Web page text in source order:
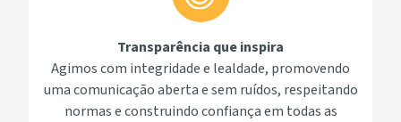
Transparência que inspira
Agimos com integridade e lealdade, promovendo
uma comunicação aberta e sem ruídos, respeitando
normas e construindo confiança em todas as